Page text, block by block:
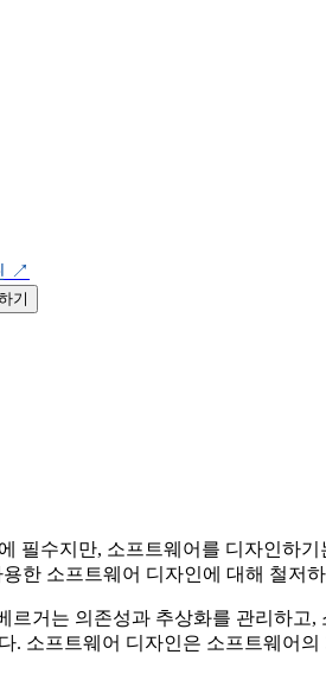
↗
기
필수지만, 소프트웨어를 디자인하
한 소프트웨어 디자인에 대해 철저
르거는 의존성과 추상화를 관리하
. 소프트웨어 디자인은 소프트웨어